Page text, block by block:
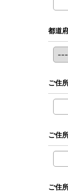
都道
ご住
ご住
ご住